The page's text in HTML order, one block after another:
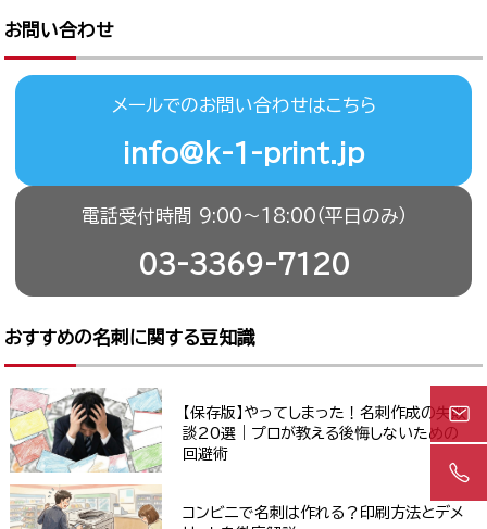
お問い合わせ
メールでのお問い合わせはこちら
info@k-1-print.jp
電話受付時間 9:00〜18:00（平日のみ）
03-3369-7120
おすすめの名刺に関する豆知識
【保存版】やってしまった！名刺作成の失敗
談20選｜プロが教える後悔しないための
回避術
コンビニで名刺は作れる？印刷方法とデメ